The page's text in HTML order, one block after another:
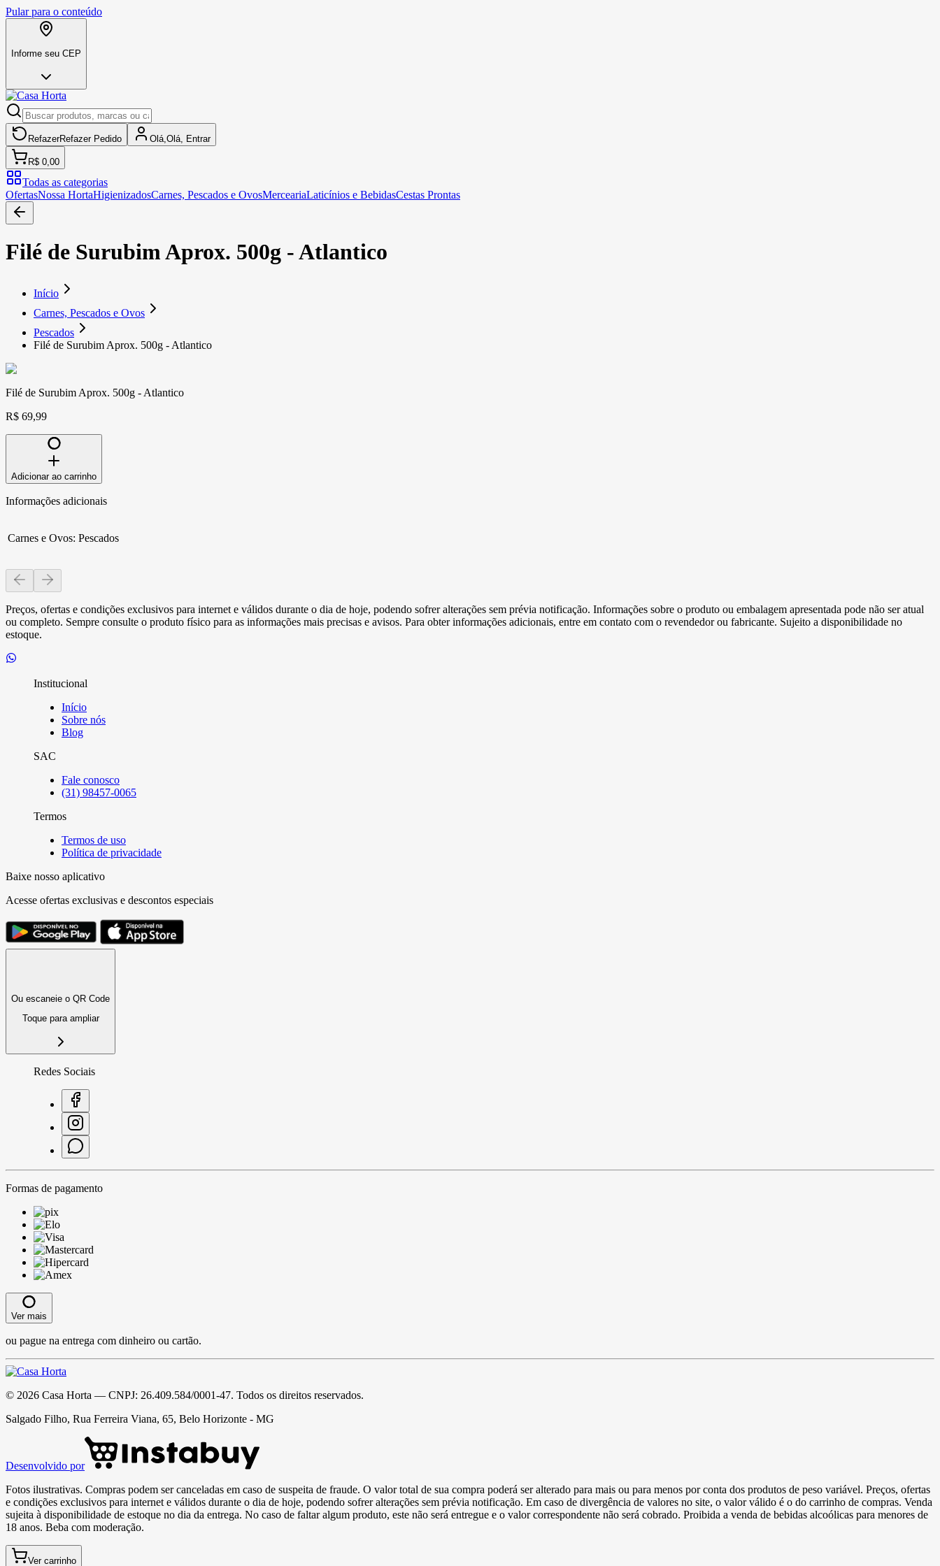
Pular para o conteúdo
Informe seu CEP
RefazerRefazer Pedido Olá, Olá, Entrar
R$ 0,00
Todas as categorias
OfertasNossa HortaHigienizadosCarnes, Pescados e OvosMerceariaLaticínios e BebidasCestas Prontas
Filé de Surubim Aprox. 500g - Atlantico
Início
Carnes, Pescados e Ovos
Pescados
Filé de Surubim Aprox. 500g - Atlantico
Filé de Surubim Aprox. 500g - Atlantico
R$ 69,99
Adicionar ao carrinho
Informações adicionais
Carnes e Ovos: Pescados
Preços, ofertas e condições exclusivos para internet e válidos durante o dia de hoje, podendo sofrer alterações sem prévia notificação. Informações sobre o produto ou embalagem apresentada pode não ser atual
ou completo. Sempre consulte o produto físico para as informações mais precisas e avisos. Para obter informações adicionais, entre em contato com o revendedor ou fabricante. Sujeito a disponibilidade no
estoque.
Institucional
Início
Sobre nós
Blog
SAC
Fale conosco
(31) 98457-0065
Termos
Termos de uso
Política de privacidade
Baixe nosso aplicativo
Acesse ofertas exclusivas e descontos especiais
Ou escaneie o QR Code
Toque para ampliar
Redes Sociais
Formas de pagamento
Ver mais
ou pague na entrega com dinheiro ou cartão.
© 2026 Casa Horta — CNPJ: 26.409.584/0001-47. Todos os direitos reservados.
Salgado Filho, Rua Ferreira Viana, 65, Belo Horizonte - MG
Desenvolvido por
Fotos ilustrativas. Compras podem ser canceladas em caso de suspeita de fraude. O valor total de sua compra poderá ser alterado para mais ou para menos por conta dos produtos de peso variável. Preços, ofertas
e condições exclusivos para internet e válidos durante o dia de hoje, podendo sofrer alterações sem prévia notificação. Em caso de divergência de valores no site, o valor válido é o do carrinho de compras. Venda
sujeita à disponibilidade de estoque no dia da entrega. No caso de faltar algum produto, este não será entregue e o valor correspondente não será cobrado. Proibida a venda de bebidas alcoólicas para menores de
18 anos. Beba com moderação.
Ver carrinho